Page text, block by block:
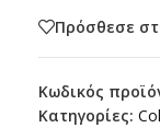
Πρόσθεσε
Κωδικός
Κατηγορίες: